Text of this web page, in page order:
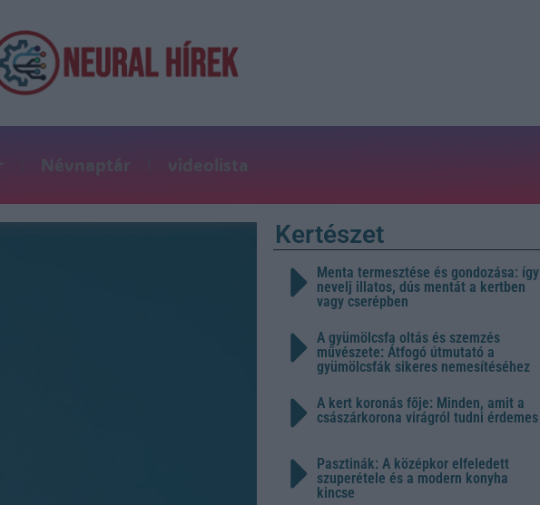
Névnaptár videolista
Kertészet
Menta termesztése és gondozása: így
nevelj illatos, dús mentát a kertben
vagy cserépben
A gyümölcsfa oltás és szemzés
művészete: Átfogó útmutató a
gyümölcsfák sikeres nemesítéséhez
A kert koronás fője: Minden, amit a
császárkorona virágról tudni érdemes
Pasztinák: A középkor elfeledett
szuperétele és a modern konyha
kincse